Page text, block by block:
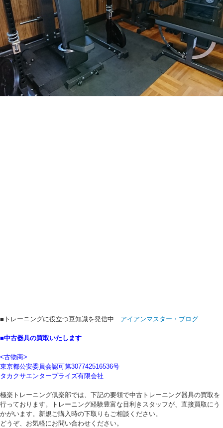
■トレーニングに役立つ豆知識を発信中 アイアンマスター・ブログ
■中古器具の買取いたします
<古物商>
東京都公安委員会認可第307742516536号
タカクサエンタープライズ有限会社
極楽トレーニング倶楽部では、下記の要領で中古トレーニング器具の買取を
行っております。トレーニング経験豊富な目利きスタッフが、直接買取にう
かがいます。新規ご購入時の下取りもご相談ください。
どうぞ、お気軽にお問い合わせください。